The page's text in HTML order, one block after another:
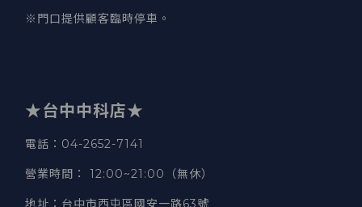
※門口提供顧客臨時停車。
★台中中科店★
電話 ：04-2652-7141
營業時間 ： 12:00~21:00（無休）
地址 ：台中市西屯區國安一路63號